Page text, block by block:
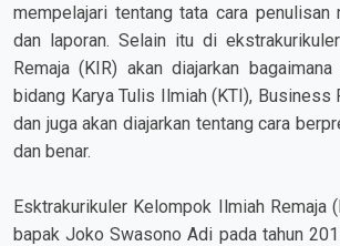
mempelajari tentang tata cara penulisan
dan laporan. Selain itu di
Remaja (KIR) akan diajarkan
bidang Karya Tulis Ilmiah (KTI), Business
dan juga akan diajarkan tentang cara
dan benar.
Esktrakurikuler Kelompok Ilmiah Remaja
bapak Joko Swasono Adi pada tahun